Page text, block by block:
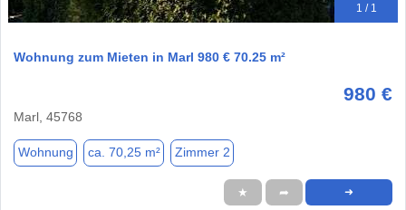
1 / 1
Wohnung zum Mieten in Marl 980 € 70.25 m²
980 €
Marl, 45768
Wohnung ca. 70,25 m² Zimmer 2
★ ➦ ➜